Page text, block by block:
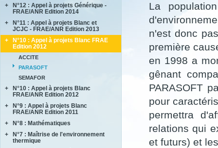
AIRTIUS
BRENNUS
COVERIF
FA2SCINAE
MAGIC
+
N°12 : Appel à projets Générique -
FRAE/ANR Edition 2014
ANVES
HighS-Ti
M-SCOT
MAPEE
TIMBER
+
N°11 : Appel à projets Blanc et
JCJC - FRAE/ANR Edition 2013
AMANDE
COMPACS
METAUDIBLE
NEXTFLAME
REFINE
REMEDDIES
SLENDER
+
N°10 : Appel à projets Blanc FRAE
Edition 2012
ACCITE
PARASOFT
SEMAFOR
+
N°10 : Appel à projets Blanc
FRAE/ANR Edition 2012
LIMICOS
+
N°9 : Appel à projets Blanc
FRAE/ANR Edition 2011
DISCERN
SePaCoDe
SONOBL
+ N°8 : Mathématiques
ECOSEA
IPPON
+
N°7 : Maîtrise de l'environnement
thermique
La
n'est donc
première
en 1998 a
gênant
PARASOFT
pour
permettra
relations qui
et futurs) et